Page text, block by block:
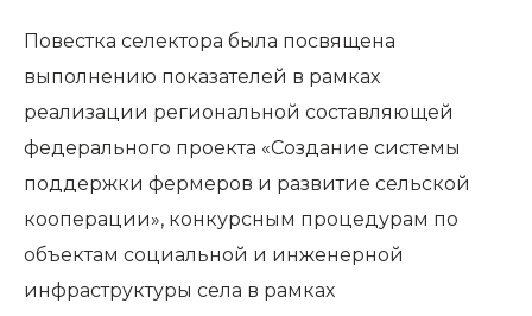
Повестка селектора была посвящена
выполнению показателей в рамках
реализации региональной составляющей
федерального проекта «Создание системы
поддержки фермеров и развитие сельской
кооперации», конкурсным процедурам по
объектам социальной и инженерной
инфраструктуры села в рамках